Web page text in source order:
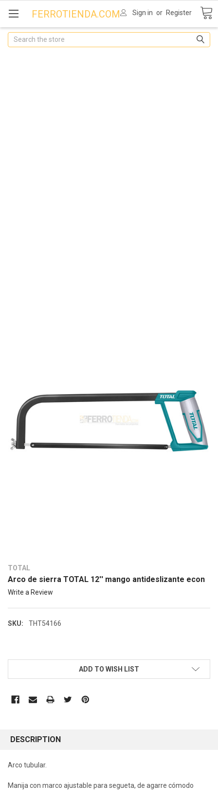
Sign in or Register
FERROTIENDA.COM
Search
TOTAL
Arco de sierra TOTAL 12'' mango antideslizante econ
Write a Review
SKU: THT54166
ADD TO WISH LIST
DESCRIPTION
Arco tubular.
Manija con marco ajustable para segueta, de agarre cómodo